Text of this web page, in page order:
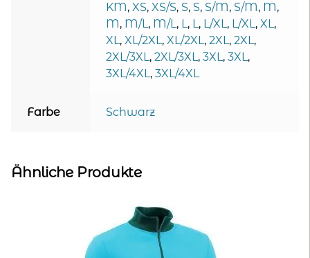
KM, XS, XS/S, S, S, S/M, S/M, M,
M, M/L, M/L, L, L, L/XL, L/XL, XL,
XL, XL/2XL, XL/2XL, 2XL, 2XL,
2XL/3XL, 2XL/3XL, 3XL, 3XL,
3XL/4XL, 3XL/4XL
Farbe Schwarz
Ähnliche Produkte